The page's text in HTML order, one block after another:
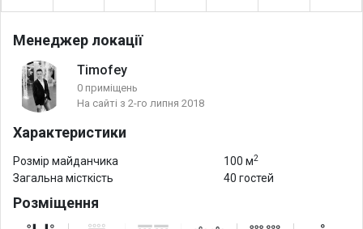
Менеджер локації
Timofey
0 приміщень
На сайті з 2-го липня 2018
Характеристики
Розмір майданчика 100 м2
Загальна місткість 40 гостей
Розміщення